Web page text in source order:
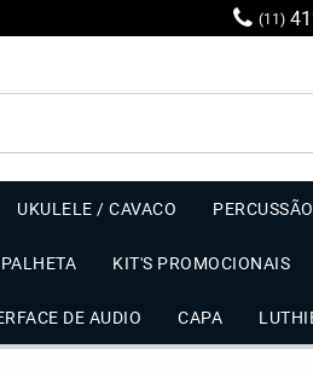
(11)
UKULELE / CAVACO PERCUSSÃO
PALHETA KIT'S PROMOCIONAIS
DE AUDIO CAPA